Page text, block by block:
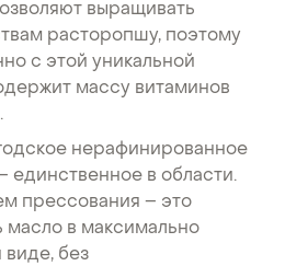
выращивать
расторопшу, поэтому
с этой уникальной
массу витаминов
нерафинированное
единственное в области.
прессования – это
масло в максимально
без